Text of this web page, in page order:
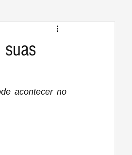
acontecer no